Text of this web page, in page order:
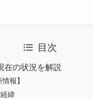
目次
在の状況を解説
報】
緯